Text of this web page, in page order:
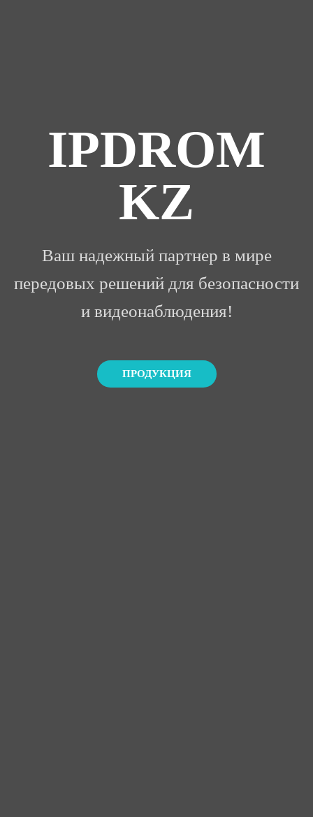
IPDROM
KZ
Ваш надежный партнер в мире
передовых решений для безопасности
и видеонаблюдения!
ПРОДУКЦИЯ